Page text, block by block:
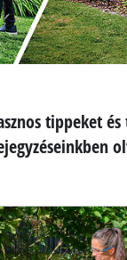
tippeket és